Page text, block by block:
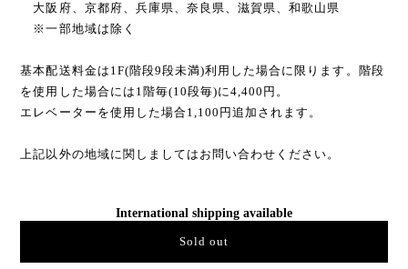
大阪府、京都府、兵庫県、奈良県、滋賀県、和歌山県
※一部地域は除く
基本配送料金は1F(階段9段未満)利用した場合に限ります。階段
を使用した場合には1階毎(10段毎)に4,400円。
エレベーターを使用した場合1,100円追加されます。
上記以外の地域に関しましてはお問い合わせください。
International shipping available
Sold out